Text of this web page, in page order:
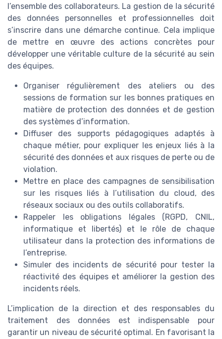
l’ensemble des collaborateurs. La gestion de la sécurité
des données personnelles et professionnelles doit
s’inscrire dans une démarche continue. Cela implique
de mettre en œuvre des actions concrètes pour
développer une véritable culture de la sécurité au sein
des équipes.
Organiser régulièrement des ateliers ou des
sessions de formation sur les bonnes pratiques en
matière de protection des données et de gestion
des systèmes d’information.
Diffuser des supports pédagogiques adaptés à
chaque métier, pour expliquer les enjeux liés à la
sécurité des données et aux risques de perte ou de
violation.
Mettre en place des campagnes de sensibilisation
sur les risques liés à l’utilisation du cloud, des
réseaux sociaux ou des outils collaboratifs.
Rappeler les obligations légales (RGPD, CNIL,
informatique et libertés) et le rôle de chaque
utilisateur dans la protection des informations de
l’entreprise.
Simuler des incidents de sécurité pour tester la
réactivité des équipes et améliorer la gestion des
incidents réels.
L’implication de la direction et des responsables du
traitement des données est indispensable pour
garantir un niveau de sécurité optimal. En favorisant la